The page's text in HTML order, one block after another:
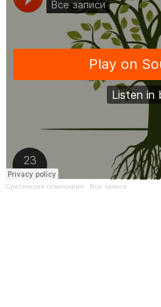
Сретенская семинария · Все записи